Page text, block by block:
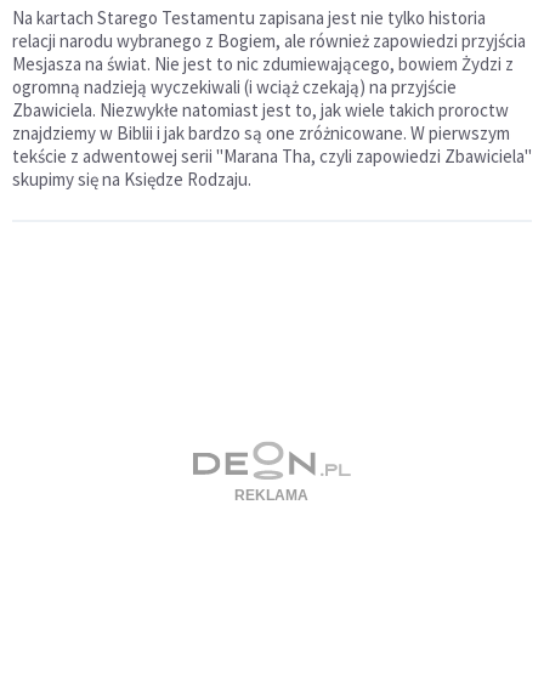
Na kartach Starego Testamentu zapisana jest nie tylko historia
relacji narodu wybranego z Bogiem, ale również zapowiedzi przyjścia
Mesjasza na świat. Nie jest to nic zdumiewającego, bowiem Żydzi z
ogromną nadzieją wyczekiwali (i wciąż czekają) na przyjście
Zbawiciela. Niezwykłe natomiast jest to, jak wiele takich proroctw
znajdziemy w Biblii i jak bardzo są one zróżnicowane. W pierwszym
tekście z adwentowej serii "Marana Tha, czyli zapowiedzi Zbawiciela"
skupimy się na Księdze Rodzaju.